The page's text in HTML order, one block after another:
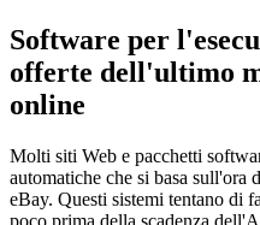
Software per
offerte dell'ultimo
online
Molti siti Web e pacchetti
automatiche che si basa sull'ora
eBay. Questi sistemi tentano di
poco prima della scadenza